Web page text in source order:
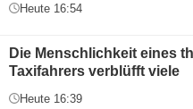
Heute 16:54
Die Menschlichkeit eines
Taxifahrers verblüfft viele
Heute 16:39